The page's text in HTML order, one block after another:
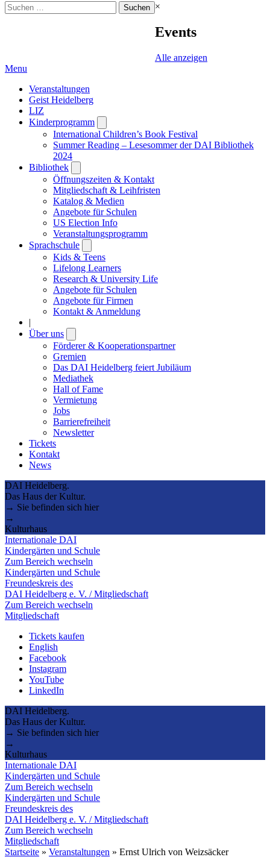
Suchen
nach:
×
Events
Alle anzeigen
Menu
Veranstaltungen
Geist Heidelberg
LIZ
Kinderprogramm
submenu
International Children’s Book Festival
Summer Reading – Lesesommer der DAI Bibliothek
2024
Bibliothek
submenu
Öffnungszeiten & Kontakt
Mitgliedschaft & Leihfristen
Katalog & Medien
Angebote für Schulen
US Election Info
Veranstaltungsprogramm
Sprachschule
submenu
Kids & Teens
Lifelong Learners
Research & University Life
Angebote für Schulen
Angebote für Firmen
Kontakt & Anmeldung
|
Über uns
submenu
Förderer & Kooperationspartner
Gremien
Das DAI Heidelberg feiert Jubiläum
Mediathek
Hall of Fame
Vermietung
Jobs
Barrierefreiheit
Newsletter
Tickets
Kontakt
News
DAI Heidelberg.
Das Haus der Kultur.
→ Sie befinden sich hier
→
Kulturhaus
Internationale DAI
Kindergärten und Schule
Zum Bereich wechseln
Kindergärten und Schule
Freundeskreis des
DAI Heidelberg e. V. / Mitgliedschaft
Zum Bereich wechseln
Mitgliedschaft
Tickets kaufen
English
Facebook
Instagram
YouTube
LinkedIn
DAI Heidelberg.
Das Haus der Kultur.
→ Sie befinden sich hier
→
Kulturhaus
Internationale DAI
Kindergärten und Schule
Zum Bereich wechseln
Kindergärten und Schule
Freundeskreis des
DAI Heidelberg e. V. / Mitgliedschaft
Zum Bereich wechseln
Mitgliedschaft
Startseite » Veranstaltungen » Ernst Ulrich von Weizsäcker